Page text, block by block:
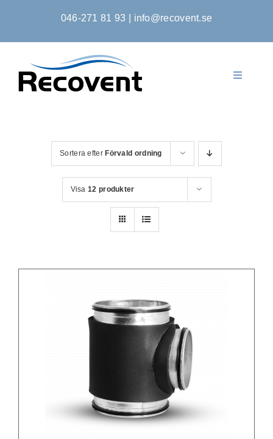
046-271 81 93 info@recovent.se
Toggle
Kontoansökan
WooCommerce Cart
Sortera efter Förvald ordning
Visa 12 produkter